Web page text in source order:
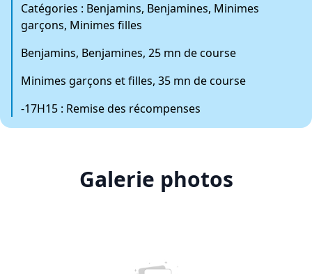
Catégories : Benjamins, Benjamines, Minimes
garçons, Minimes filles
Benjamins, Benjamines, 25 mn de course
Minimes garçons et filles, 35 mn de course
-17H15 : Remise des récompenses
Galerie photos